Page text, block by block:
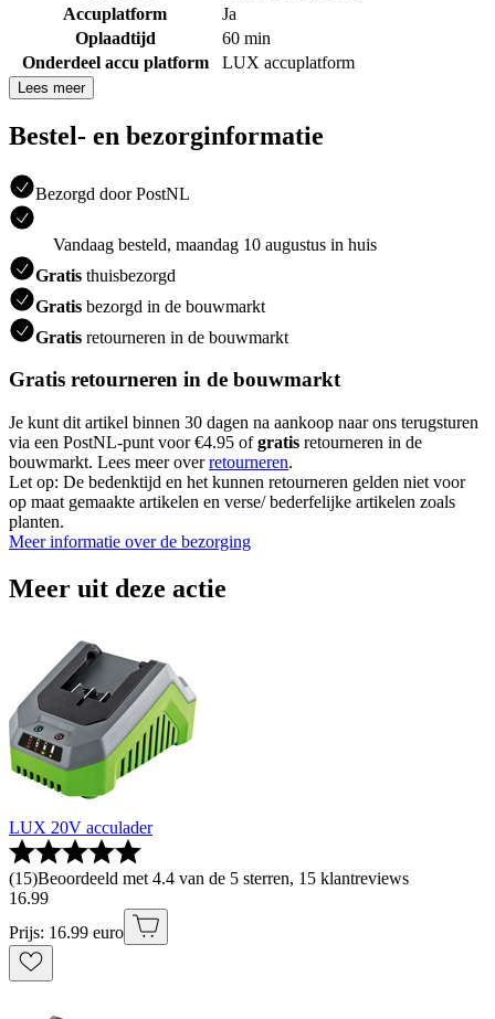
Accuplatform
Ja
Oplaadtijd
60 min
Onderdeel accu platform
LUX accuplatform
Lees meer
Bestel- en bezorginformatie
Bezorgd door PostNL
Vandaag besteld, maandag 10 augustus in huis
Gratis thuisbezorgd
Gratis bezorgd in de bouwmarkt
Gratis retourneren in de bouwmarkt
Gratis retourneren in de bouwmarkt
Je kunt dit artikel binnen 30 dagen na aankoop naar ons terugsturen
via een PostNL-punt voor €4.95 ofgratis retourneren in de
bouwmarkt. Lees meer overretourneren.
Let op: De bedenktijd en het kunnen retourneren gelden niet voor
op maat gemaakte artikelen en verse/ bederfelijke artikelen zoals
planten.
Meer informatie over de bezorging
Meer uit deze actie
LUX 20V acculader
(15)Beoordeeld met 4.4 van de 5 sterren, 15 klantreviews
16.99
Prijs: 16.99 euro